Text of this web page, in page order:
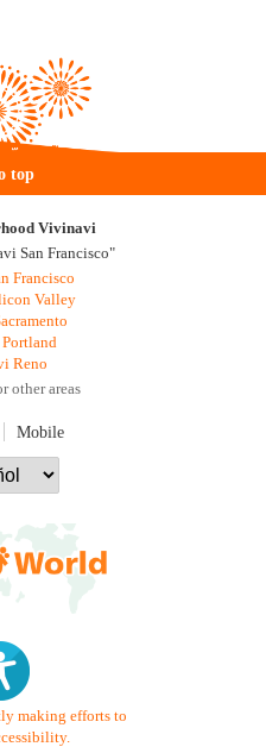
top
Vivinavi
San Francisco"
Francisco
Valley
Reno
other areas
Mobile
making efforts to